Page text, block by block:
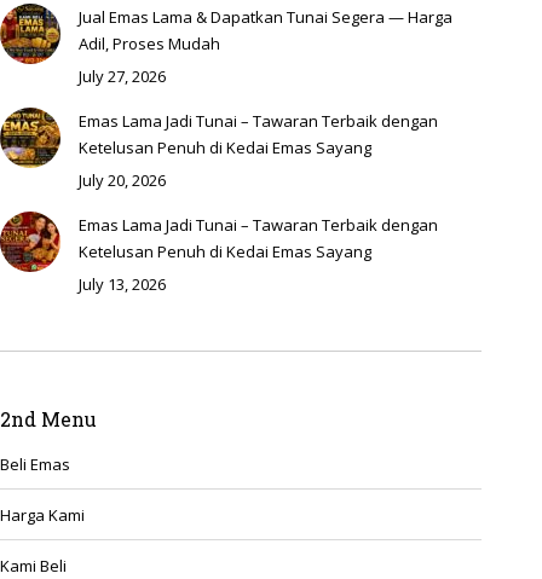
Jual Emas Lama & Dapatkan Tunai Segera — Harga
Adil, Proses Mudah
July 27, 2026
Emas Lama Jadi Tunai – Tawaran Terbaik dengan
Ketelusan Penuh di Kedai Emas Sayang
July 20, 2026
Emas Lama Jadi Tunai – Tawaran Terbaik dengan
Ketelusan Penuh di Kedai Emas Sayang
July 13, 2026
2nd Menu
Beli Emas
Harga Kami
Kami Beli